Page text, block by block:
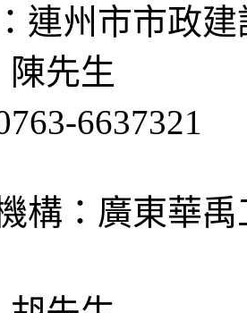
連州市市政
陳先生
6637321
構：廣東華